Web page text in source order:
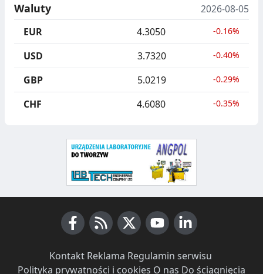
E
,
S
E
E
G
A
C
J
A
,
C
J
A
Waluty
2026-08-05
EUR
4.3050 -0.16%
USD 3.7320 -0.40%
GBP 5.0219 -0.29%
CHF 4.6080 -0.35%
Kontakt· Reklama Regulamin serwisu
Polityka prywatności i cookies O nas Do ściągnięcia